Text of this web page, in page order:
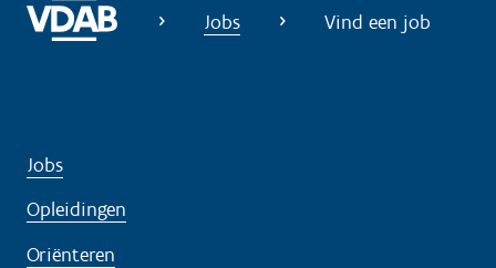
Jobs Vind een job
Jobs
Opleidingen
Oriënteren